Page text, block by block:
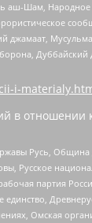
аш-Шам,
джамаат,
i-
Русь,
Русское
партия
Омская